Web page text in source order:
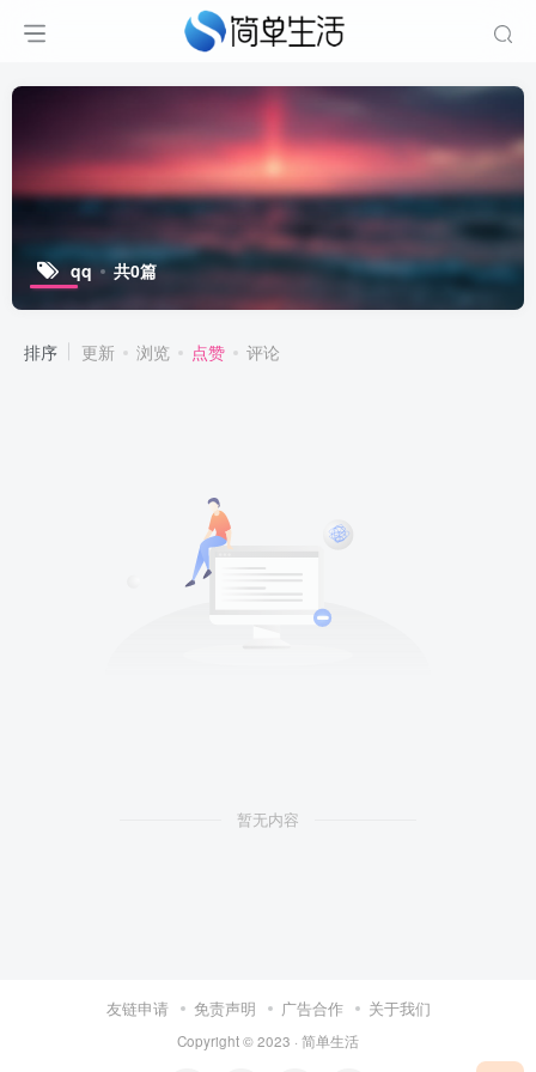
qq 共0篇
排序 更新 浏览 点赞 评论
暂无内容
友链申请 免责声明 广告合作 关于我们
Copyright © 2023 · 简单生活